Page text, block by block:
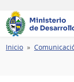
Ministerio
de
Ruta
Inicio